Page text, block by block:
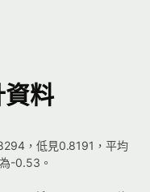
料
，低見0.8191，平均
-0.53。